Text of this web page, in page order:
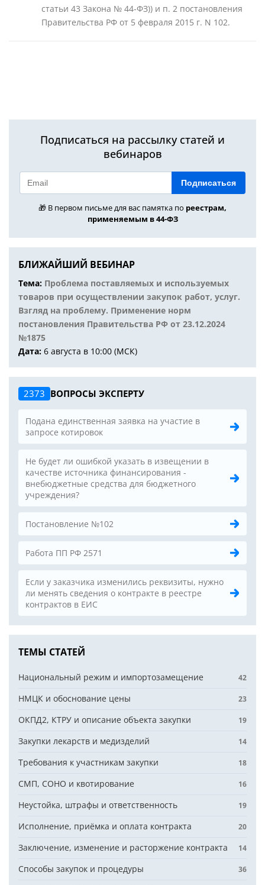
статьи 43 Закона № 44-ФЗ)) и п. 2 постановления
Правительства РФ от 5 февраля 2015 г. N 102.
Подписаться на рассылку статей и
вебинаров
Подписаться
🎁 В первом письме для вас памятка по реестрам,
применяемым в 44-ФЗ
БЛИЖАЙШИЙ ВЕБИНАР
Тема: Проблема поставляемых и используемых
товаров при осуществлении закупок работ, услуг.
Взгляд на проблему. Применение норм
постановления Правительства РФ от 23.12.2024
№1875
Дата: 6 августа в 10:00 (МСК)
2373 ВОПРОСЫ ЭКСПЕРТУ
Подана единственная заявка на участие в
запросе котировок
Не будет ли ошибкой указать в извещении в
качестве источника финансирования -
внебюджетные средства для бюджетного
учреждения?
Постановление №102
Работа ПП РФ 2571
Если у заказчика изменились реквизиты, нужно
ли менять сведения о контракте в реестре
контрактов в ЕИС
ТЕМЫ СТАТЕЙ
Национальный режим и импортозамещение 42
НМЦК и обоснование цены 23
ОКПД2, КТРУ и описание объекта закупки 19
Закупки лекарств и медизделий 14
Требования к участникам закупки 18
СМП, СОНО и квотирование 16
Неустойка, штрафы и ответственность 19
Исполнение, приёмка и оплата контракта 20
Заключение, изменение и расторжение контракта 14
Способы закупок и процедуры 36